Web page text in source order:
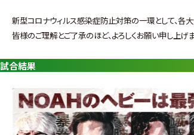
ア
公
式
新型コロナウィルス感染症防止対策の一環として、各
皆様のご理解とご了承のほど、よろしくお願い申し上げま
試合結果